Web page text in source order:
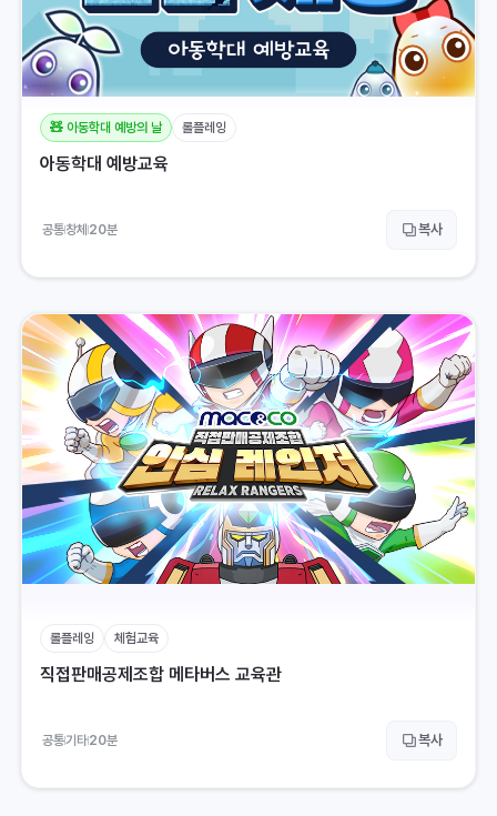
🧸 아동학대 예방의 날 롤플레잉
아동학대 예방교육
공통창체 20분 복사
롤플레잉 체험교육
직접판매공제조합 메타버스 교육관
공통기타20분 복사